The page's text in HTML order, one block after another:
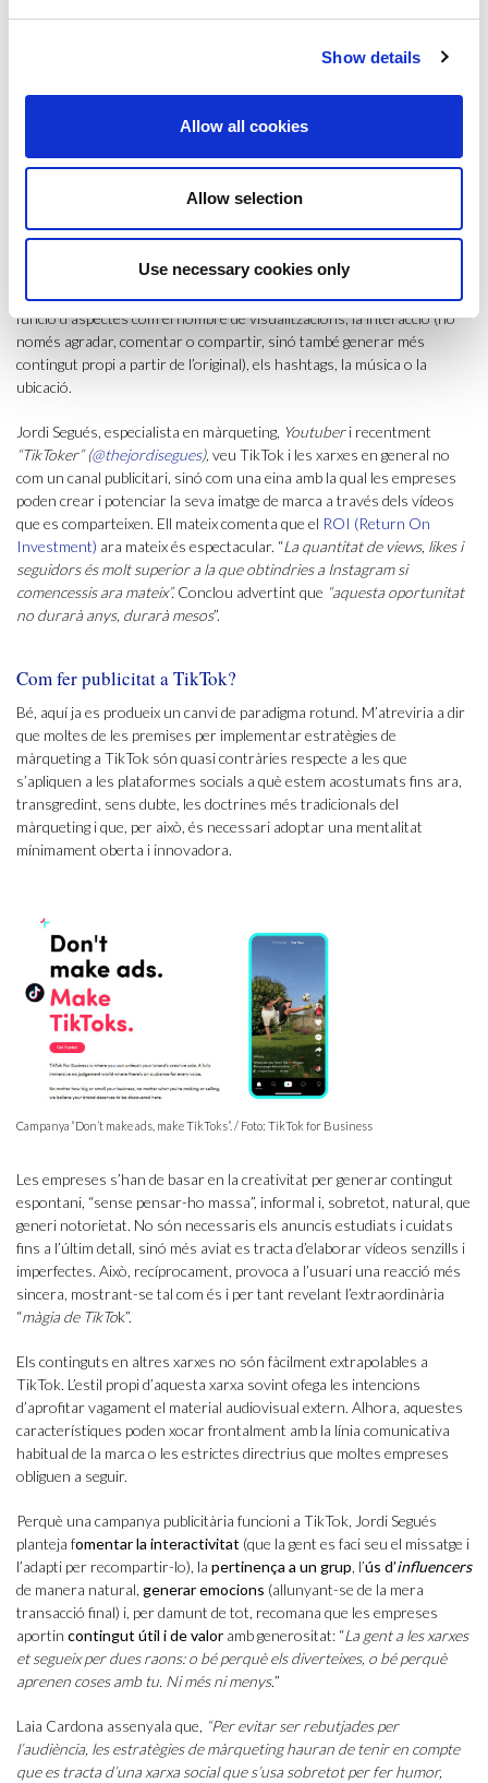
Show details
Allow all cookies
Allow selection
Use necessary cookies only
dirigides a adolescents i joves. Això no vol dir que qui tingui un públic
moltes vegades les xarxes socials debuten en un entorn juvenil per,
posteriorment, acabar incidint en audiències més àmplies a mesura
preferències d’aquests consumidors.Ara el vídeo és el mecanisme
d’influència per excel·lència i l’instrument crucial del màrqueting
Tan sols cal entrar uns minuts a l’aplicatiu per entendre el potencial
algoritme dóna visibilitat als continguts de manera molt eficient i els
mostra d’una forma totalment automatitzada i personalitzada en
funció d’aspectes com el nombre de visualitzacions, la interacció (no
només agradar, comentar o compartir, sinó també generar més
contingut propi a partir de l’original), els hashtags, la música o la
ubicació.
Jordi Segués, especialista en màrqueting, Youtuberi recentment
“TikToker” (@thejordisegues), veu TikTok i les xarxes en general no
com un canal publicitari, sinó com una eina amb la qual les empreses
poden crear i potenciar la seva imatge de marca a través dels vídeos
que es comparteixen. Ell mateix comenta que el ROI (Return On
Investment) ara mateix és espectacular. “La quantitat de views, likes i
seguidors és molt superior a la que obtindries a Instagram si
comencessis ara mateix”.Conclou advertint que “aquesta oportunitat
no durarà anys, durarà mesos”.
Com fer publicitat a TikTok?
Bé, aquí ja es produeix un canvi de paradigma rotund. M’atreviria a dir
que moltes de les premises per implementar estratègies de
màrqueting a TikTok són quasi contràries respecte a les que
s’apliquen a les plataformes socials a què estem acostumats fins ara,
transgredint, sens dubte, les doctrines més tradicionals del
màrqueting i que, per això, és necessari adoptar una mentalitat
mínimament oberta i innovadora.
Campanya “Don’t make ads, make TikToks”. / Foto: TikTok for Business
Les empreses s’han de basar en la creativitat per generar contingut
espontani, “sense pensar-ho massa”, informal i, sobretot, natural, que
generi notorietat. No són necessaris els anuncis estudiats i cuidats
fins a l’últim detall, sinó més aviat es tracta d’elaborar vídeos senzills i
imperfectes. Això, recíprocament, provoca a l’usuari una reacció més
sincera, mostrant-se tal com és i per tant revelant l’extraordinària
“màgia de TikTok”.
Els continguts en altres xarxes no són fàcilment extrapolables a
TikTok. L’estil propi d’aquesta xarxa sovint ofega les intencions
d’aprofitar vagament el material audiovisual extern. Alhora, aquestes
característiques poden xocar frontalment amb la línia comunicativa
habitual de la marca o les estrictes directrius que moltes empreses
obliguen a seguir.
Perquè una campanya publicitària funcioni a TikTok, Jordi Segués
planteja fomentar la interactivitat (que la gent es faci seu el missatge i
l’adapti per recompartir-lo), la pertinença a un grup, l’ús d’influencers
de manera natural, generar emocions (allunyant-se de la mera
transacció final) i, per damunt de tot, recomana que les empreses
aportin contingut útil i de valor amb generositat: “La gent a les xarxes
et segueix per dues raons: o bé perquè els diverteixes, o bé perquè
aprenen coses amb tu. Ni més ni menys.”
Laia Cardona assenyala que, “Per evitar ser rebutjades per
l’audiència, les estratègies de màrqueting hauran de tenir en compte
que es tracta d’una xarxa social que s’usa sobretotper fer humor,